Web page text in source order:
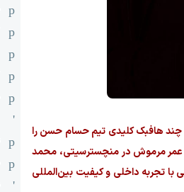
چند هافبک کلیدی تیم حسام حسن را
عمر مرموش در منچسترسیتی، محمد
تجربه داخلی و کیفیت بین‌المللی